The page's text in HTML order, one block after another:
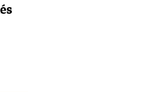
suivant. C’est l’esthétique qui
de la météo, des conditions,